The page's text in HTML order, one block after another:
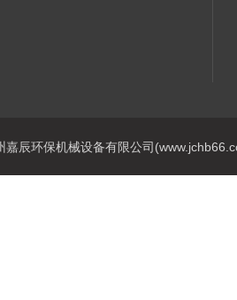
嘉辰环保机械设备有限公司